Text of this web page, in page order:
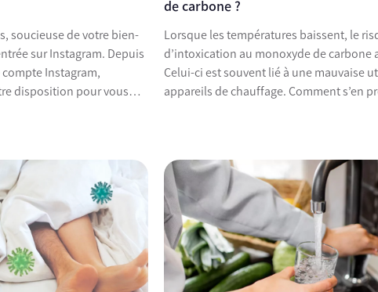
soucieuse de votre bien-
sur Instagram. Depuis
Instagram,
disposition pour vous
de carbone ?
Lorsque les températures baissent, le
d’intoxication au monoxyde de carbone
Celui-ci est souvent lié à une mauvaise
appareils de chauffage. Comment s’en